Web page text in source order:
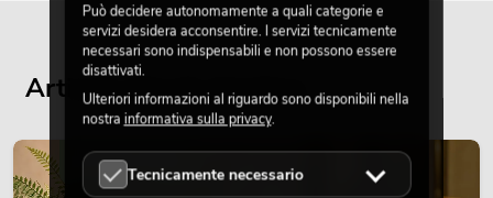
Articoli attuali del blog
DECORAZIONE
Può decidere autonomamente a quali categorie e
servizi desidera acconsentire. I servizi tecnicamente
necessari sono indispensabili e non possono essere
disattivati.
Ulteriori informazioni al riguardo sono disponibili nella
nostra informativa sulla privacy.
Tecnicamente necessario